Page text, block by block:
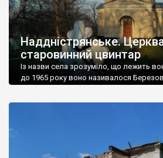
Наддністрянське.
старовинний цвинтар
Із назви села зрозуміло, що лежить
до 1965 року воно називалося
Наддністрянське відрізняється від
сіл. У селі є мурована Михайлівська